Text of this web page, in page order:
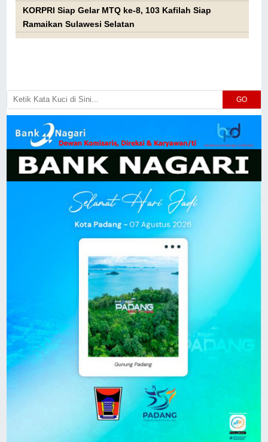
KORPRI Siap Gelar MTQ ke-8, 103 Kafilah Siap
Ramaikan Sulawesi Selatan
GO